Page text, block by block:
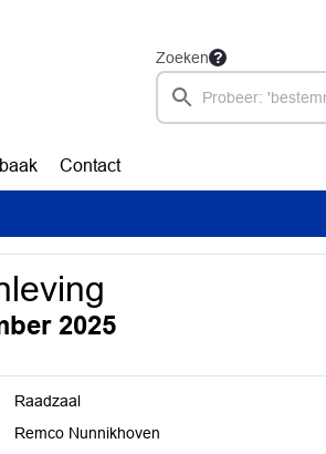
Zoeken
Contact
2025
Raadzaal
Remco Nunnikhoven